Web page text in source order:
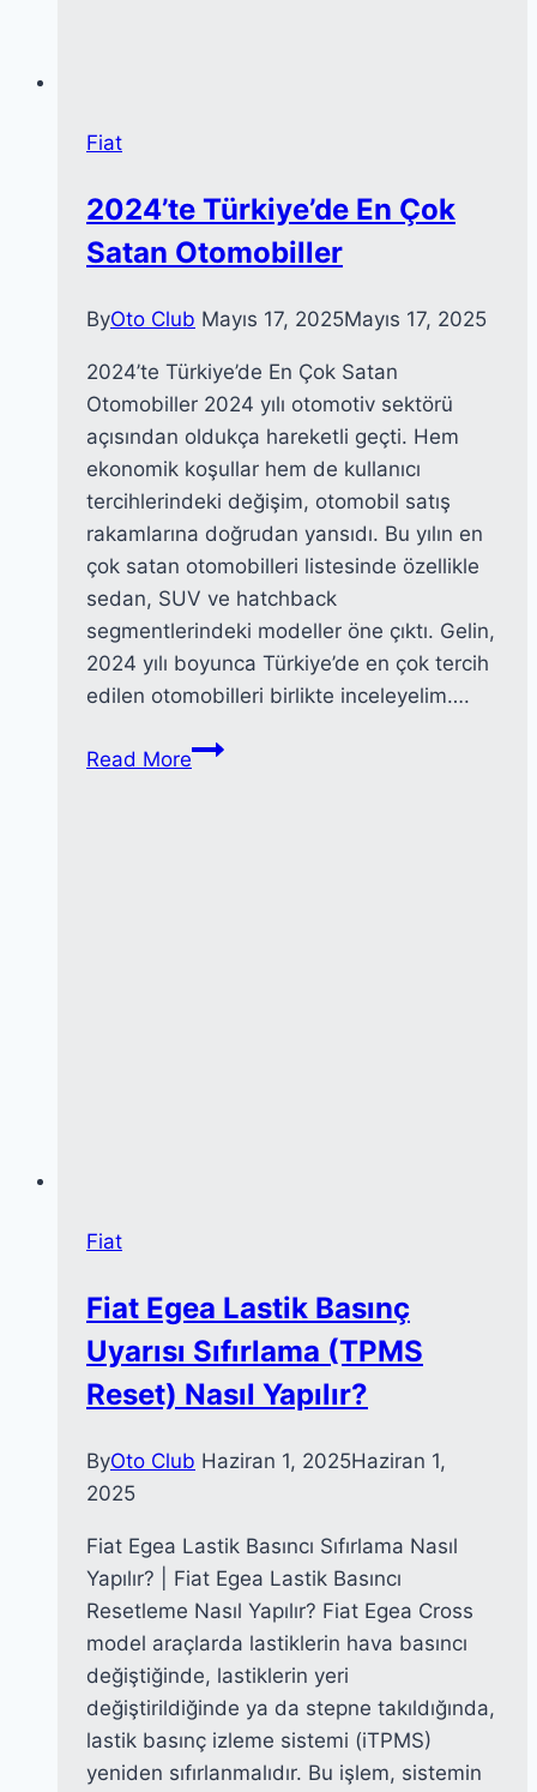
Fiat
2024’te Türkiye’de En Çok
Satan Otomobiller
ByOto Club Mayıs 17, 2025Mayıs 17, 2025
2024’te Türkiye’de En Çok Satan
Otomobiller 2024 yılı otomotiv sektörü
açısından oldukça hareketli geçti. Hem
ekonomik koşullar hem de kullanıcı
tercihlerindeki değişim, otomobil satış
rakamlarına doğrudan yansıdı. Bu yılın en
çok satan otomobilleri listesinde özellikle
sedan, SUV ve hatchback
segmentlerindeki modeller öne çıktı. Gelin,
2024 yılı boyunca Türkiye’de en çok tercih
edilen otomobilleri birlikte inceleyelim….
Read More2024’te
Fiat
Fiat Egea Lastik Basınç
Uyarısı Sıfırlama (TPMS
Reset) Nasıl Yapılır?
ByOto Club Haziran 1, 2025Haziran 1,
2025
Fiat Egea Lastik Basıncı Sıfırlama Nasıl
Yapılır? | Fiat Egea Lastik Basıncı
Resetleme Nasıl Yapılır? Fiat Egea Cross
model araçlarda lastiklerin hava basıncı
değiştiğinde, lastiklerin yeri
değiştirildiğinde ya da stepne takıldığında,
lastik basınç izleme sistemi (iTPMS)
yeniden sıfırlanmalıdır. Bu işlem, sistemin